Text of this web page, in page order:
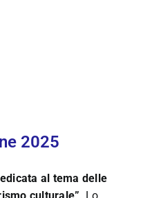
2025
al tema delle